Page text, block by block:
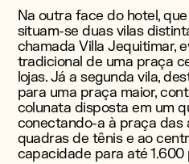
Na outra face do hotel,
situam-se duas vilas
chamada Villa Jequitimar,
tradicional de uma praça
lojas. Já a segunda vila,
para uma praça maior,
colunata disposta em um
conectando-a à praça das
quadras de tênis e ao
capacidade para até 1.600